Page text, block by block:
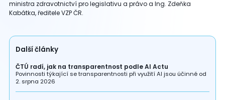
ministra zdravotnictví pro legislativu a právo a Ing. Zdeňka
Kabátka, ředitele VZP ČR.
Další články
ČTÚ radí, jak na transparentnost podle AI Actu
Povinnosti týkající se transparentnosti při využití AI jsou účinné od
2. srpna 2026